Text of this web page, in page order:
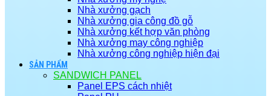
Nhà xưởng gạch
Nhà xưởng gia công đồ gỗ
Nhà xưởng kết hợp văn phòng
Nhà xưởng may công nghiệp
Nhà xưởng công nghiệp hiện đại
SẢN PHẨM
SANDWICH PANEL
Panel EPS cách nhiệt